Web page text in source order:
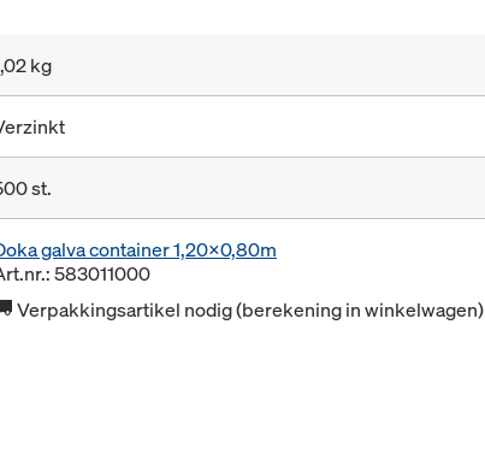
kg
st.
galva container 1,20x0,80m
583011000
Verpakkingsartikel nodig (berekening in winkelwagen)